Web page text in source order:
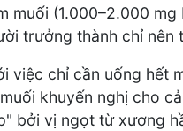
muối (1.000–2.000
trưởng thành chỉ
việc chỉ cần uống hết
khuyến nghị cho
bởi vị ngọt từ xương